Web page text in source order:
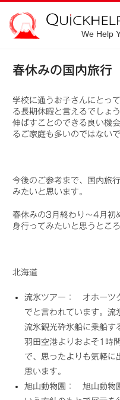
We Help
春休みの国内旅行
学校に通うお子さんにとっ
る長期休暇と言えるでしょ
伸ばすことのできる良い機
るご家庭も多いのではないで
今後のご参考まで、国内旅
みたいと思います。
春休みの3月終わり～4月初
身行ってみたいと思うとこ
北海道
流氷ツアー： オホーツ
でと言われています。流
流氷観光砕氷船に乗船す
羽田空港よりおよそ1時
で、思ったよりも気軽に
思います。
旭山動物園： 旭山動物